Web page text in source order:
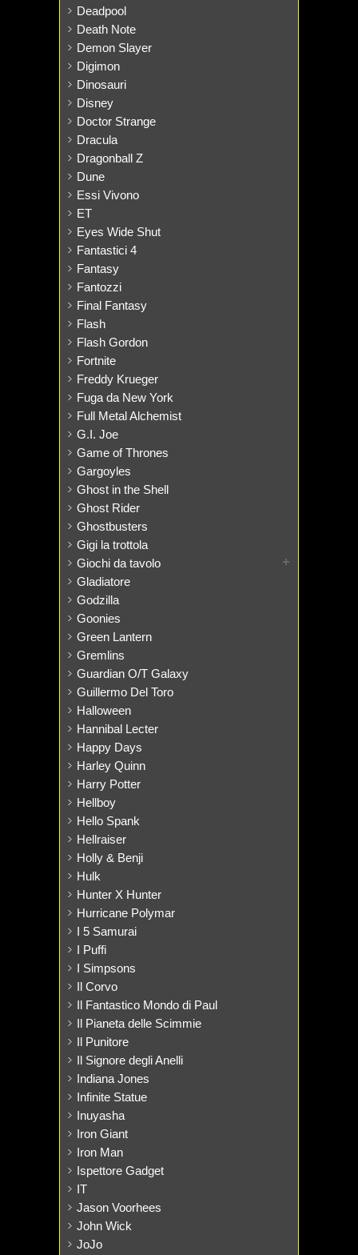
Deadpool
Death Note
Demon Slayer
Digimon
Dinosauri
Disney
Doctor Strange
Dracula
Dragonball Z
Dune
Essi Vivono
ET
Eyes Wide Shut
Fantastici 4
Fantasy
Fantozzi
Final Fantasy
Flash
Flash Gordon
Fortnite
Freddy Krueger
Fuga da New York
Full Metal Alchemist
G.I. Joe
Game of Thrones
Gargoyles
Ghost in the Shell
Ghost Rider
Ghostbusters
Gigi la trottola
Giochi da tavolo
Gladiatore
Godzilla
Goonies
Green Lantern
Gremlins
Guardian O/T Galaxy
Guillermo Del Toro
Halloween
Hannibal Lecter
Happy Days
Harley Quinn
Harry Potter
Hellboy
Hello Spank
Hellraiser
Holly & Benji
Hulk
Hunter X Hunter
Hurricane Polymar
I 5 Samurai
I Puffi
I Simpsons
Il Corvo
Il Fantastico Mondo di Paul
Il Pianeta delle Scimmie
Il Punitore
Il Signore degli Anelli
Indiana Jones
Infinite Statue
Inuyasha
Iron Giant
Iron Man
Ispettore Gadget
IT
Jason Voorhees
John Wick
JoJo